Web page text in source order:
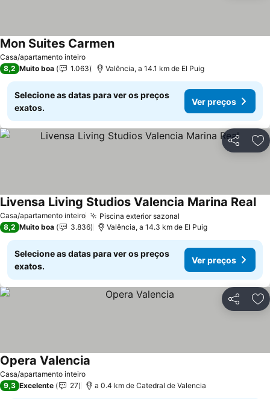
Casa/apartamento inteiro
Mon Suites Carmen
8,2 Muito boa 1.063 Valência, a 14.1 km de El Puig
Selecione as datas para ver os preços
exatos.
Ver preços
Partilhar
Casa/apartamento inteiro Piscina exterior sazonal
Livensa Living Studios Valencia Marina Real
8,2 Muito boa 3.836 Valência, a 14.3 km de El Puig
Selecione as datas para ver os preços
exatos.
Ver preços
Partilhar
Casa/apartamento inteiro
Opera Valencia
9,3 Excelente 27 a 0.4 km de Catedral de Valencia